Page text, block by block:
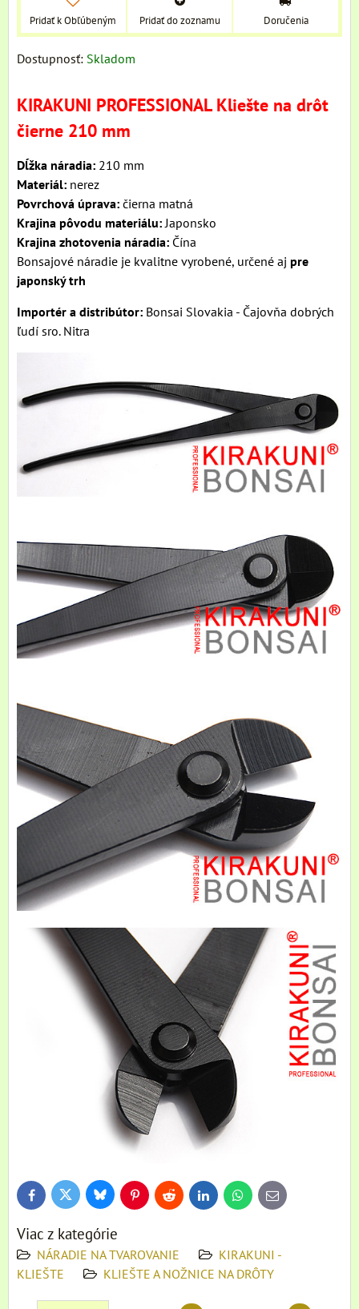
Pridať k Obľúbeným Pridať do zoznamu Doručenia
Dostupnosť: Skladom
KIRAKUNI PROFESSIONAL Kliešte na drôt
čierne 210 mm
Dĺžka náradia: 210 mm
Materiál: nerez
Povrchová úprava: čierna matná
Krajina pôvodu materiálu: Japonsko
Krajina zhotovenia náradia: Čína
Bonsajové náradie je kvalitne vyrobené, určené aj pre
japonský trh
Importér a distribútor: Bonsai Slovakia - Čajovňa dobrých
ľudí sro. Nitra
FacebookTwitter BlueskyPinterestReddit LinkedInWhatsApp
E-
mail
Viac z kategórie
NÁRADIE NA TVAROVANIE
KIRAKUNI -
KLIEŠTE
KLIEŠTE A NOŽNICE NA DRÔTY